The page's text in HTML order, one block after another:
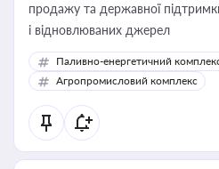
продажу та державної
і відновлюваних джерел
Паливно-енергетичний
Агропромисловий комплекс